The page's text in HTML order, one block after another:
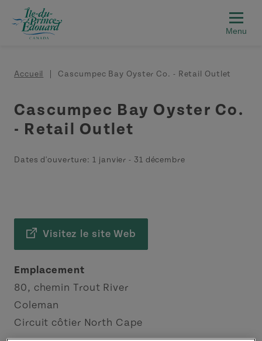
Aller au contenu principal
Fil d'Ariane
Accueil Cascumpec Bay Oyster Co. - Retail Outlet
Cascumpec Bay Oyster Co.
- Retail Outlet
Dates d'ouverture:1 janvier - 31 décembre
Visitez le site Web
Emplacement
80, chemin Trout River
Coleman
Circuit côtier North Cape